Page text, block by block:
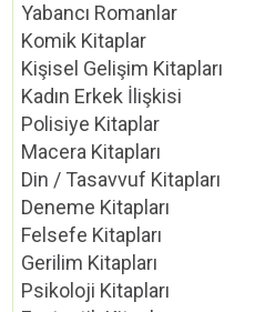
Yabancı Romanlar
Komik Kitaplar
Kişisel Gelişim Kitapları
Kadın Erkek İlişkisi
Polisiye Kitaplar
Macera Kitapları
Din / Tasavvuf Kitapları
Deneme Kitapları
Felsefe Kitapları
Gerilim Kitapları
Psikoloji Kitapları